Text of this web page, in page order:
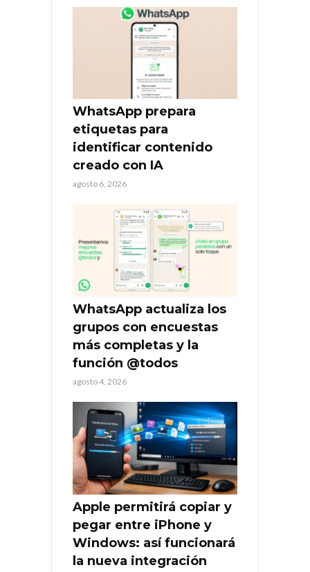
WhatsApp prepara
etiquetas para
identificar contenido
creado con IA
agosto 6, 2026
WhatsApp actualiza los
grupos con encuestas
más completas y la
función @todos
agosto 4, 2026
Apple permitirá copiar y
pegar entre iPhone y
Windows: así funcionará
la nueva integración